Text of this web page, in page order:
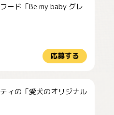
ード「Be my baby グレ
応募する
ィの「愛犬のオリジナル